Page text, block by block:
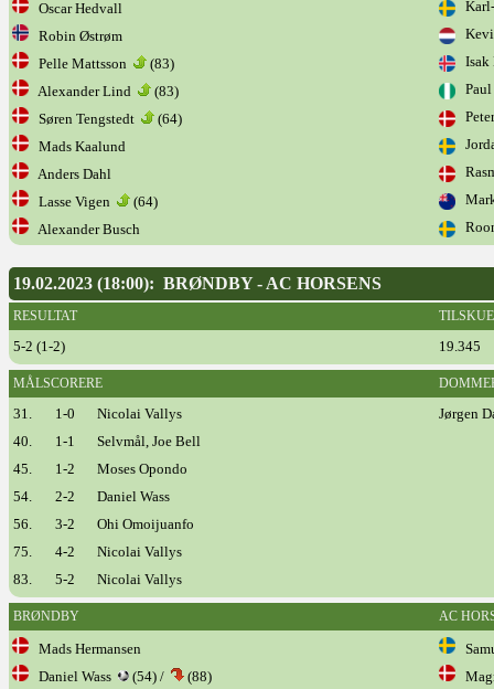
Oscar Hedvall
Robin Østrøm
Pelle Mattsson
(83)
Isak
Alexander Lind
(83)
Søren Tengstedt
(64)
Mads Kaalund
Anders Dahl
Lasse Vigen
(64)
Alexander Busch
19.02.2023 (18:00): BRØNDBY - AC HORSENS
RESULTAT
5-2 (1-2) 19.345
MÅLSCORERE
31. 1-0 Nicolai Vallys
Jørgen
40.
1-1
Selvmål, Joe Bell
45.
1-2
Moses Opondo
54.
2-2
Daniel Wass
56.
3-2
Ohi Omoijuanfo
75.
4-2
Nicolai Vallys
83.
5-2 Nicolai Vallys
BRØNDBY AC
Mads Hermansen
Daniel Wass
(54) / (88)